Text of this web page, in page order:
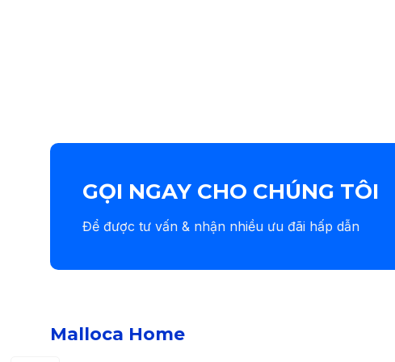
GỌI NGAY CHO CHÚNG TÔI
Để được tư vấn & nhận nhiều ưu đãi hấp dẫn
Malloca Home